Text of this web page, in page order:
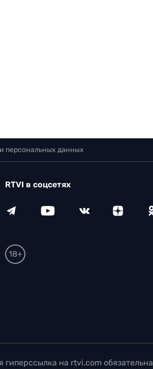
персональных данных
RTVI в соцсетях
18+
на rtvi.com обязательна